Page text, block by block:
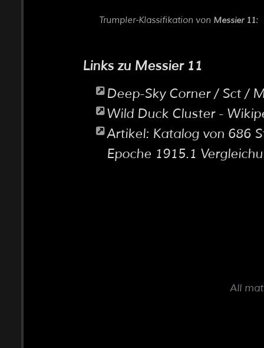
Trumpler-Klassifikation von Messier 11:
Links zu Messier 11
Deep-Sky Corner / Sct /
Wild Duck Cluster -
Artikel: Katalog von 686
Epoche 1915.1
All